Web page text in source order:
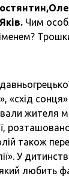
Чим
«схід
жителя
також
У
любить